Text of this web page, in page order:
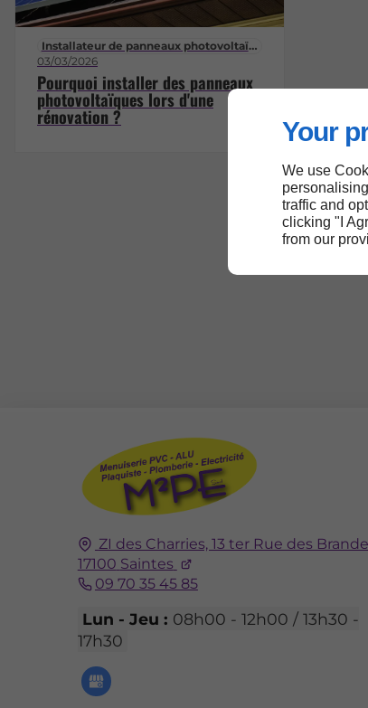
Your
We use
traffic and
clicking "I
from our
Installateur de panneaux photovoltaïques
03/03/2026
Pourquoi installer des panneaux
photovoltaïques lors d'une
rénovation ?
ZI des Charries, 13 ter Rue des
17100 Saintes
09 70 35 45 85
Lun - Jeu : 08h00 - 12h00 / 13h30 -
17h30